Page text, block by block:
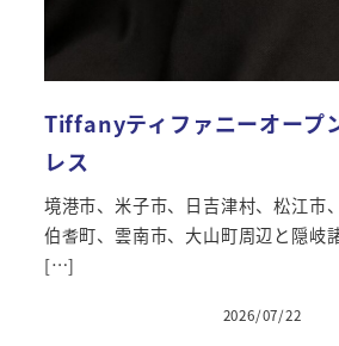
Tiffanyティファニーオープ
レス
境港市、米子市、日吉津村、松江市
伯耆町、雲南市、大山町周辺と隠岐
[…]
投稿日
2026/07/22